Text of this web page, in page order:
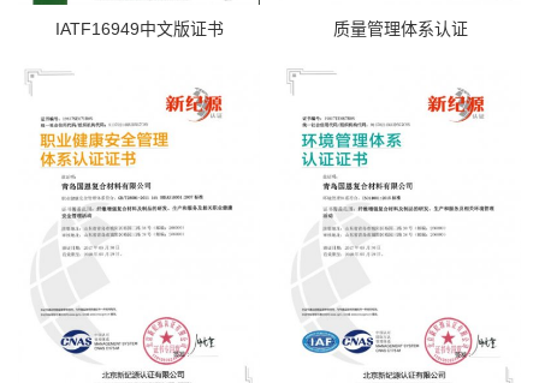
IATF16949中文版证书 质量管理体系认证